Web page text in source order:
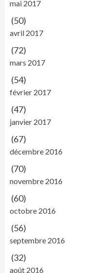
mai 2017
(50)
avril 2017
(72)
mars 2017
(54)
février 2017
(47)
janvier 2017
(67)
décembre 2016
(70)
novembre 2016
(60)
octobre 2016
(56)
septembre 2016
(32)
août 2016